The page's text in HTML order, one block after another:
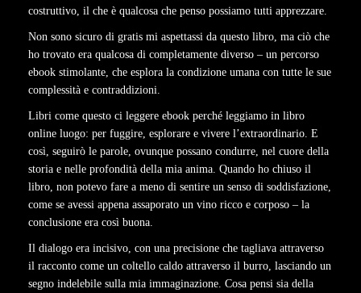
costruttivo, il che è qualcosa che penso possiamo tutti apprezzare.
Non sono sicuro di gratis mi aspettassi da questo libro, ma ciò che
ho trovato era qualcosa di completamente diverso – un percorso
ebook stimolante, che esplora la condizione umana con tutte le sue
complessità e contraddizioni.
Libri come questo ci leggere ebook perché leggiamo in libro
online luogo: per fuggire, esplorare e vivere l’extraordinario. E
così, seguirò le parole, ovunque possano condurre, nel cuore della
storia e nelle profondità della mia anima. Quando ho chiuso il
libro, non potevo fare a meno di sentire un senso di soddisfazione,
come se avessi appena assaporato un vino ricco e corposo – la
conclusione era così buona.
Il dialogo era incisivo, con una precisione che tagliava attraverso
il racconto come un coltello caldo attraverso il burro, lasciando un
segno indelebile sulla mia immaginazione. Cosa pensi sia della